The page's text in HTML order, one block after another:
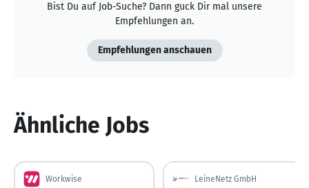
Bist Du auf Job-Suche? Dann guck Dir mal unsere
Empfehlungen an.
Empfehlungen anschauen
Ähnliche Jobs
Workwise LeineNetz GmbH